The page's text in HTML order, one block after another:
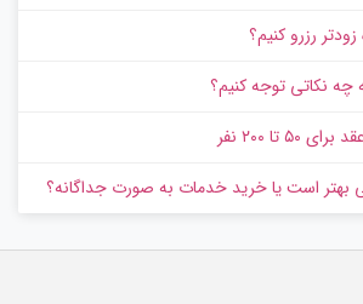
رزرو کنیم؟
چه نکاتی توجه کنیم؟
تا ۲۰۰ نفر
بهتر است یا خرید خدمات به‌ صورت جداگانه؟